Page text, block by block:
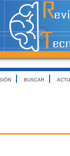
BUSCAR